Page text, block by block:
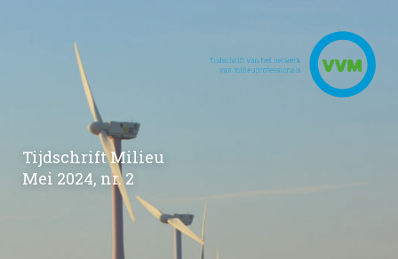
Tijdschrift Milieu
Mei 2024, nr. 2